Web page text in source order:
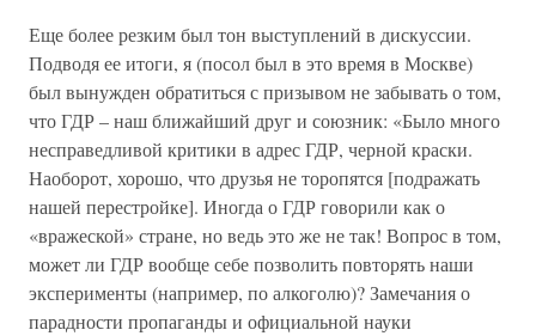
Еще более резким был тон выступлений в дискуссии.
Подводя ее итоги, я (посол был в это время в Москве)
был вынужден обратиться с призывом не забывать о том,
что ГДР – наш ближайший друг и союзник: «Было много
несправедливой критики в адрес ГДР, черной краски.
Наоборот, хорошо, что друзья не торопятся [подражать
нашей перестройке]. Иногда о ГДР говорили как о
«вражеской» стране, но ведь это же не так! Вопрос в том,
может ли ГДР вообще себе позволить повторять наши
эксперименты (например, по алкоголю)? Замечания о
парадности пропаганды и официальной науки